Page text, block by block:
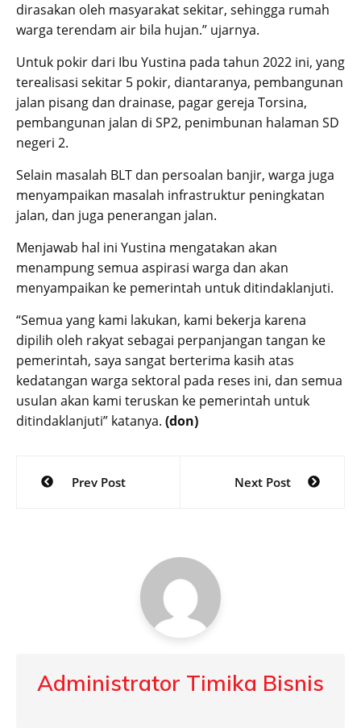
dirasakan oleh masyarakat sekitar, sehingga rumah
warga terendam air bila hujan.” ujarnya.
Untuk pokir dari Ibu Yustina pada tahun 2022 ini, yang
terealisasi sekitar 5 pokir, diantaranya, pembangunan
jalan pisang dan drainase, pagar gereja Torsina,
pembangunan jalan di SP2, penimbunan halaman SD
negeri 2.
Selain masalah BLT dan persoalan banjir, warga juga
menyampaikan masalah infrastruktur peningkatan
jalan, dan juga penerangan jalan.
Menjawab hal ini Yustina mengatakan akan
menampung semua aspirasi warga dan akan
menyampaikan ke pemerintah untuk ditindaklanjuti.
“Semua yang kami lakukan, kami bekerja karena
dipilih oleh rakyat sebagai perpanjangan tangan ke
pemerintah, saya sangat berterima kasih atas
kedatangan warga sektoral pada reses ini, dan semua
usulan akan kami teruskan ke pemerintah untuk
ditindaklanjuti” katanya. (don)
Post
navigation
Prev Post Next Post
Administrator Timika Bisnis